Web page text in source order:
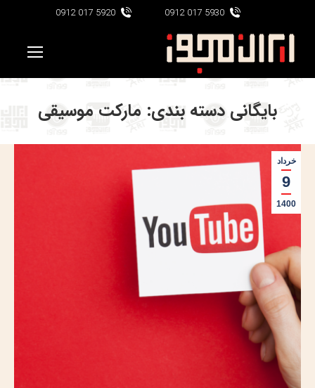
5930 017 0912
5920 017 0912
بایگانی دسته بندی: مارکت موسیقی
خرداد
9
1400